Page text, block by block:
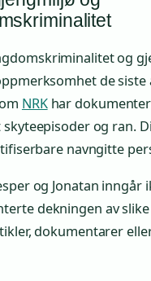
og
de siste
NRKhar
og ran.
navngitte
og Jonatan inngår
dekningen av slike
dokumentarer